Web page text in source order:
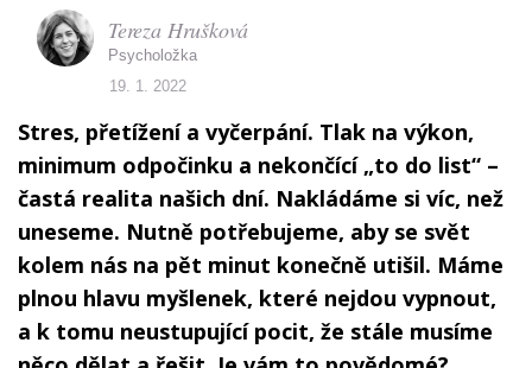
Stres, přetížení a vyčerpání. Tlak na výkon,
minimum odpočinku a nekončící „to do list“ –
častá realita našich dní. Nakládáme si víc, než
uneseme. Nutně potřebujeme, aby se svět
kolem nás na pět minut konečně utišil. Máme
plnou hlavu myšlenek, které nejdou vypnout,
a k tomu neustupující pocit, že stále musíme
Tereza Hrušková
Psycholožka
19. 1. 2022